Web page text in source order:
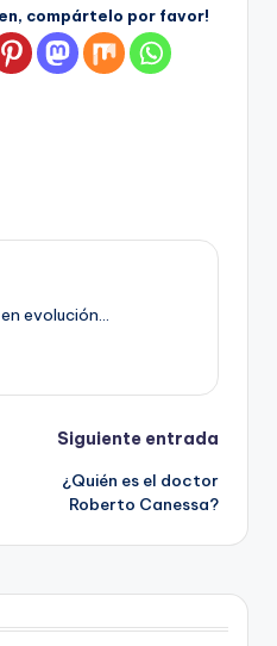
compártelo por favor!
evolución...
Siguiente entrada
¿Quién es el doctor
Roberto Canessa?